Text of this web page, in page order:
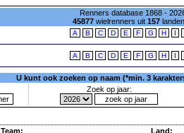
Renners database 1868 -
45877wielrenners uit 157
A B C D E F G H I
A B C D E F G H I
U kunt ook zoeken op naam (*min. 3
Zoek op jaar:
Team: Land: